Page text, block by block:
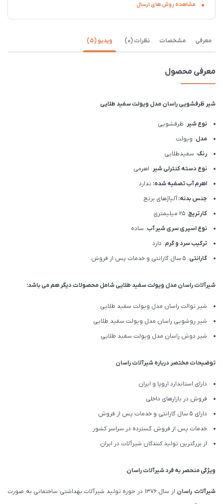
مشاهده روش های ارسال
معرفی مشخصات نظرات (0) ویدیو (5)
معرفی محصول
شیر ظرفشویی راسان مدل ویولت سفید طلایی
نوع شیر: ظرفشویی
مدل: ویولت
رنگ: سفیدطلایی
نوع دسته کنترلی شیر: اهرمی
اهرم آب تصفیه شده: ندارد
جنس بدنه:آلیاژهای برنج
کارتریج: 25 میلیمتری
نوع اسپری سری شیر آب: ساده
ترکیب سرد و گرم: دارد
گارانتی: 5 سال گارانتی و خدمات پس از فروش
شیرآلات راسان مدل ویولت سفید طلایی شامل محصولات دیگر هم می باشد:
شیر توالت راسان مدل ویولت سفید طلایی
شیر روشویی راسان مدل ویولت سفید طلایی
شیر دوش راسان مدل ویولت سفید طلایی
توضیحات مختصر درباره شیرآلات راسان
دارای استاندارد اروپا و ایران
فروش در بازارهای داخلی
دارای 5 سال گارانتی و خدمات پس از فروش
خدمات پس از فروش گسترده در سراسر کشور
از بزرگترین تولید کنندگان شیرآلات در ایران
ویژگی منحصر به فرد شیرآلات راسان
شیرآلات راسان
از سال 1376 در حوزه تولید شیرآلات بهداشتی ساختمانی به صورت